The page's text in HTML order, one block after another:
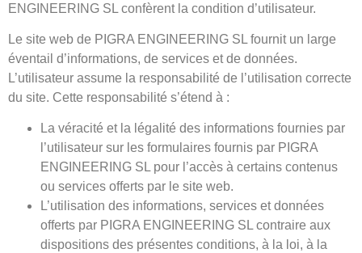
ENGINEERING SL confèrent la condition d’utilisateur.
Le site web de PIGRA ENGINEERING SL fournit un large
éventail d’informations, de services et de données.
L’utilisateur assume la responsabilité de l’utilisation correcte
du site. Cette responsabilité s’étend à :
La véracité et la légalité des informations fournies par
l’utilisateur sur les formulaires fournis par PIGRA
ENGINEERING SL pour l’accès à certains contenus
ou services offerts par le site web.
L’utilisation des informations, services et données
offerts par PIGRA ENGINEERING SL contraire aux
dispositions des présentes conditions, à la loi, à la